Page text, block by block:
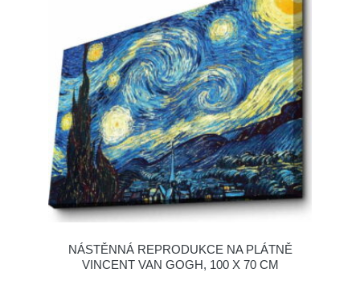
NÁSTĚNNÁ REPRODUKCE NA PLÁTNĚ
VINCENT VAN GOGH, 100 X 70 CM